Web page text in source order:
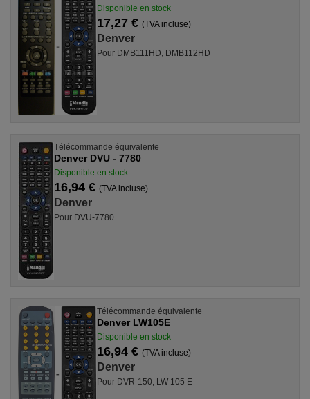
Disponible en stock
17,27 €(TVA incluse)
Denver
Pour DMB111HD, DMB112HD
Télécommande équivalente
Denver DVU - 7780
Disponible en stock
16,94 € (TVA incluse)
Denver
Pour DVU-7780
Télécommande équivalente
Denver LW105E
Disponible en stock
16,94 €(TVA incluse)
Denver
Pour DVR-150, LW 105 E